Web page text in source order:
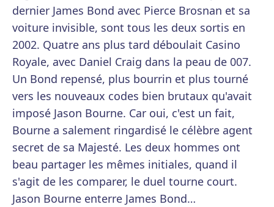
dernier James Bond avec Pierce Brosnan et sa
voiture invisible, sont tous les deux sortis en
2002. Quatre ans plus tard déboulait Casino
Royale, avec Daniel Craig dans la peau de 007.
Un Bond repensé, plus bourrin et plus tourné
vers les nouveaux codes bien brutaux qu'avait
imposé Jason Bourne. Car oui, c'est un fait,
Bourne a salement ringardisé le célèbre agent
secret de sa Majesté. Les deux hommes ont
beau partager les mêmes initiales, quand il
s'agit de les comparer, le duel tourne court.
Jason Bourne enterre James Bond…